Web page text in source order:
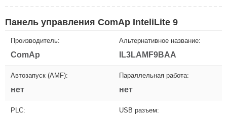
Панель управления ComAp InteliLite 9
Производитель:
ComAp
Альтернативное название:
IL3LAMF9BAA
Автозапуск (AMF):
нет
Параллельная работа:
нет
PLC: USB разъем: